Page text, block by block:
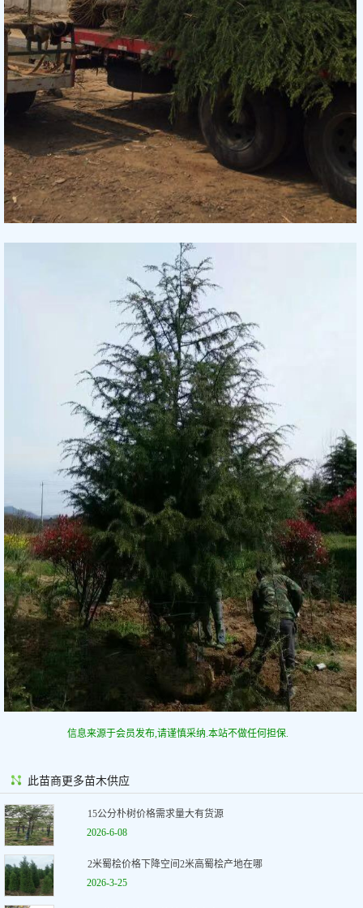
信息来源于会员发布,请谨慎采纳.本站不做任何担保.
此苗商更多苗木供应
15公分朴树价格需求量大有货源
2026-6-08
2米蜀桧价格下降空间2米高蜀桧产地在哪
2026-3-25